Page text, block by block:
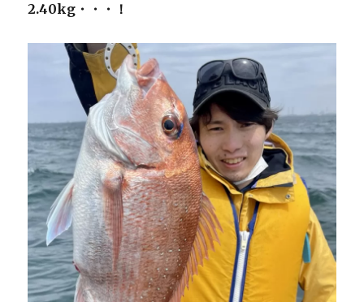
2.40kg・・・！